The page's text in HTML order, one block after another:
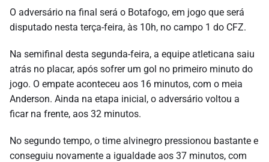
O adversário na final será o Botafogo, em jogo que será
disputado nesta terça-feira, às 10h, no campo 1 do CFZ.
Na semifinal desta segunda-feira, a equipe atleticana saiu
atrás no placar, após sofrer um gol no primeiro minuto do
jogo. O empate aconteceu aos 16 minutos, com o meia
Anderson. Ainda na etapa inicial, o adversário voltou a
ficar na frente, aos 32 minutos.
No segundo tempo, o time alvinegro pressionou bastante e
conseguiu novamente a igualdade aos 37 minutos, com